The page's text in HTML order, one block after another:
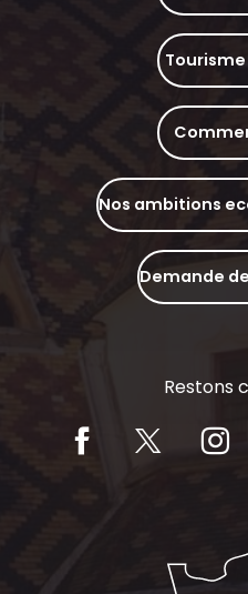
Nos ambitions
Demande
Restons